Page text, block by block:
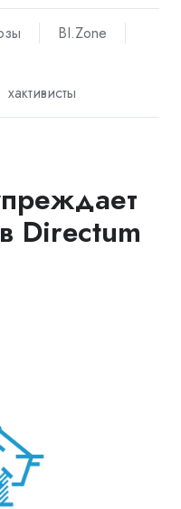
BI.Zone
хактивисты
Directum